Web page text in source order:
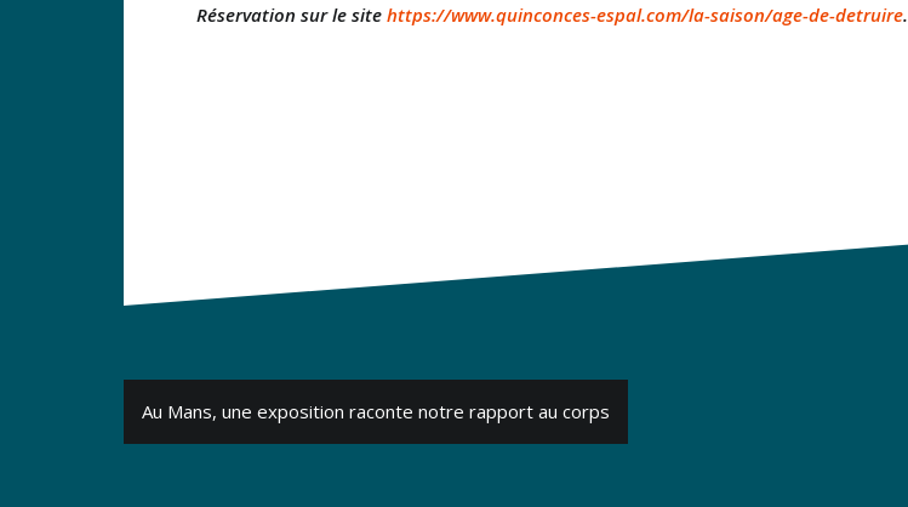
Réservation sur le site https://www.quinconces-espal.com/la-saison/age-de-detruire.
Navigation
de
Au Mans, une exposition raconte notre rapport au corps